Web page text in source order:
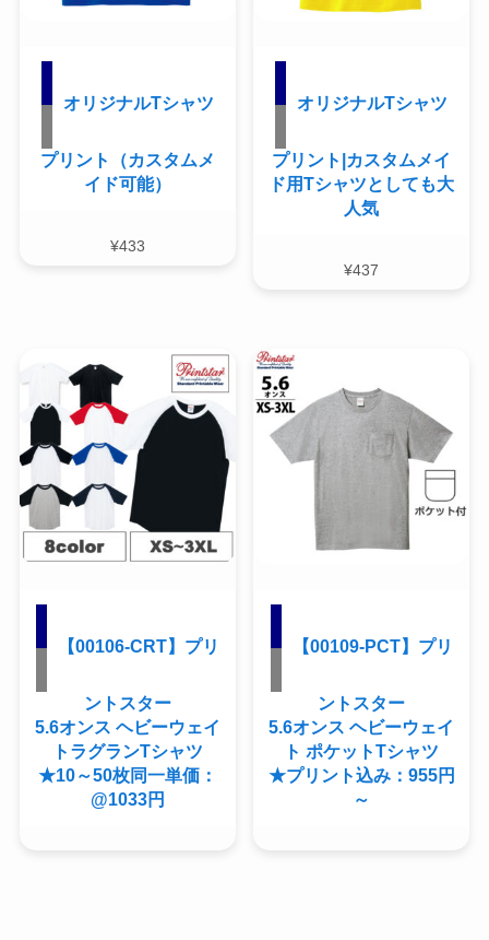
オリジナルTシャツ
プリント（カスタムメ
イド可能）
¥433
オリジナルTシャツ
プリント|カスタムメイ
ド用Tシャツとしても大
人気
¥437
【00106-CRT】プリ
ントスター
5.6オンス ヘビーウェイ
トラグランTシャツ
★10～50枚同一単価：
@1033円
【00109-PCT】プリ
ントスター
5.6オンス ヘビーウェイ
ト ポケットTシャツ
★プリント込み：955円
～